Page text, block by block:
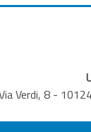
Verdi, 8 -